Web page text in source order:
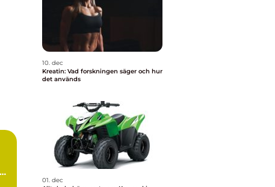
10. dec
Kreatin: Vad forskningen säger och hur
det används
01. dec